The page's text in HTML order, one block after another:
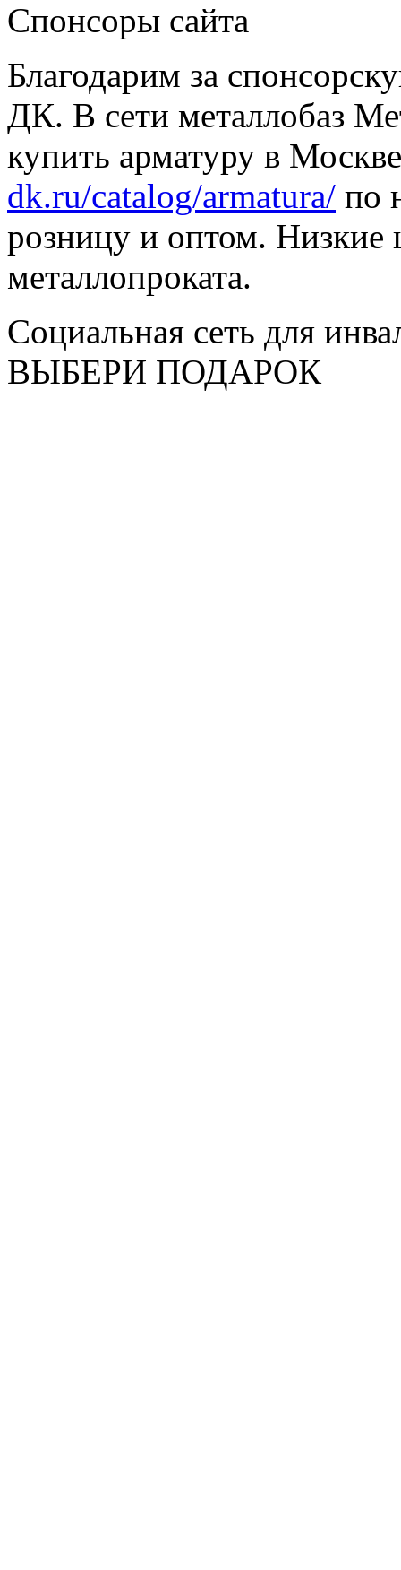
Спонсоры сайта
Благодарим за
ДК. В сети металлобаз
купить арматуру в
dk.ru/catalog/armatura/ по
розницу и оптом. Низкие
металлопроката.
Социальная сеть для
ВЫБЕРИ ПОДАРОК